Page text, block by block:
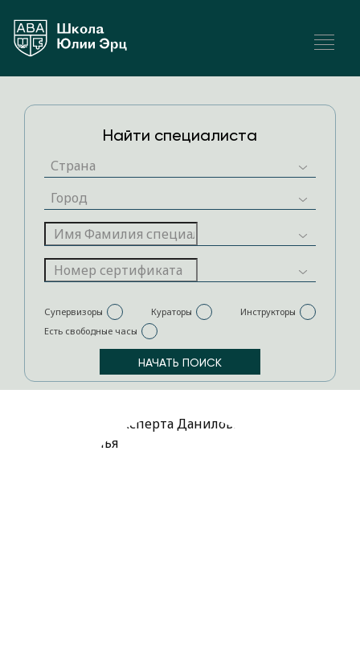
Найти специалиста
Супервизоры Кураторы
Инструкторы
Есть свободные часы